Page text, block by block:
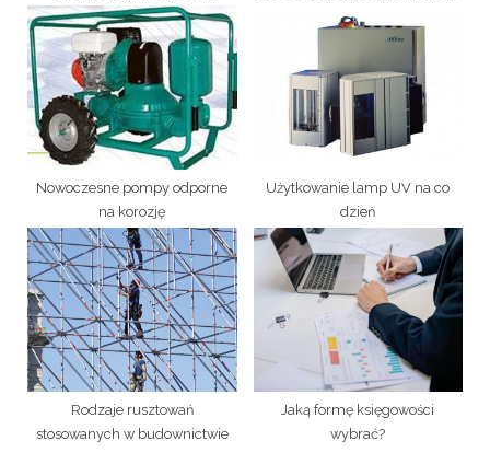
wspierane przez auditomat®
Nowoczesne pompy odporne
na korozję
Użytkowanie lamp UV na co
dzień
Rodzaje rusztowań
stosowanych w budownictwie
Jaką formę księgowości
wybrać?